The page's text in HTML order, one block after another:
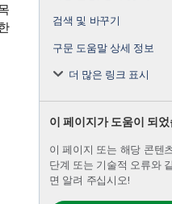
검색 및 바꾸기
구문 도움말 상세 정보
더 많은 링크 표시
이 페이지가 도움이 되
이 페이지 또는 해당 콘텐
단계 또는 기술적 오류와
면 알려 주십시오!